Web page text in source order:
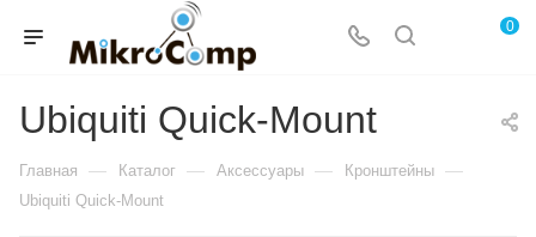
0
Ubiquiti Quick-Mount
Главная — Каталог — Аксессуары — Кронштейны —
Ubiquiti Quick-Mount